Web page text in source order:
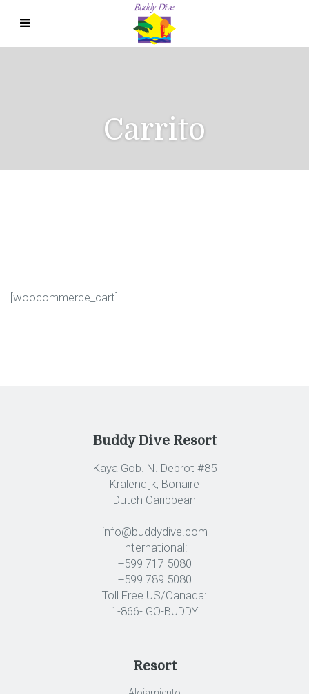
Carrito
[woocommerce_cart]
Buddy Dive Resort
Kaya Gob. N. Debrot #85
Kralendijk, Bonaire
Dutch Caribbean
info@buddydive.com
International:
+599 717 5080
+599 789 5080
Toll Free US/Canada:
1-866- GO-BUDDY
Resort